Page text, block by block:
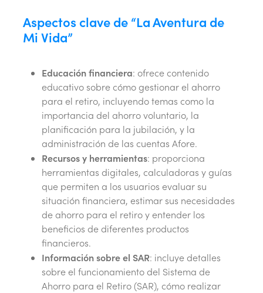
Aspectos clave de “La Aventura de
Mi Vida”
Educación financiera: ofrece contenido
educativo sobre cómo gestionar el ahorro
para el retiro, incluyendo temas como la
importancia del ahorro voluntario, la
planificación para la jubilación, y la
administración de las cuentas Afore.
Recursos y herramientas: proporciona
herramientas digitales, calculadoras y guías
que permiten a los usuarios evaluar su
situación financiera, estimar sus necesidades
de ahorro para el retiro y entender los
beneficios de diferentes productos
financieros.
Información sobre el SAR: incluye detalles
sobre el funcionamiento del Sistema de
Ahorro para el Retiro (SAR), cómo realizar